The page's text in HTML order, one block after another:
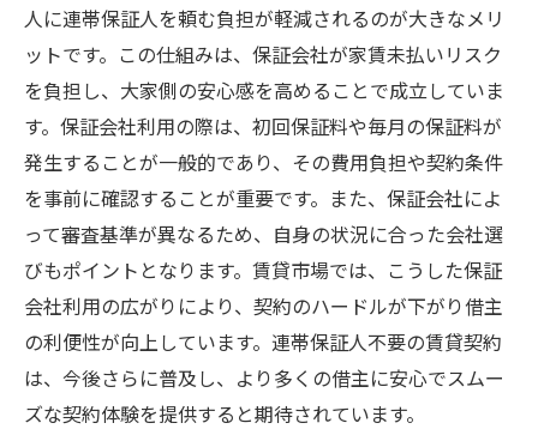
ポイントまとめ
人に連帯保証人を頼む負担が軽減されるのが大きなメリ
ットです。この仕組みは、保証会社が家賃未払いリスク
を負担し、大家側の安心感を高めることで成立していま
す。保証会社利用の際は、初回保証料や毎月の保証料が
発生することが一般的であり、その費用負担や契約条件
を事前に確認することが重要です。また、保証会社によ
って審査基準が異なるため、自身の状況に合った会社選
びもポイントとなります。賃貸市場では、こうした保証
会社利用の広がりにより、契約のハードルが下がり借主
の利便性が向上しています。連帯保証人不要の賃貸契約
は、今後さらに普及し、より多くの借主に安心でスムー
ズな契約体験を提供すると期待されています。